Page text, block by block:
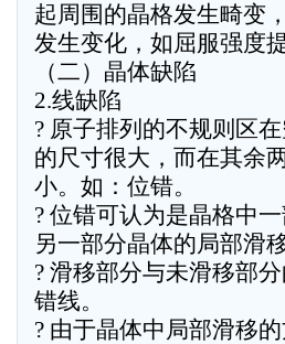
起周围的晶格发生畸变
发生变化，如屈服强度
（二）晶体缺陷
2.线缺陷
? 原子排列的不规则区
的尺寸很大，而在其余
小。如：位错。
? 位错可认为是晶格中
另一部分晶体的局部滑
? 滑移部分与未滑移部
错线。
? 由于晶体中局部滑移